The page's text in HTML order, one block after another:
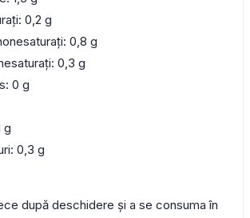
0,2 g
0,8 g
0,3 g
0 g
g
0,3 g
după deschidere și a se consuma în